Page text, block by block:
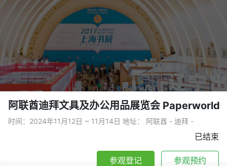
阿联酋迪拜文具及办公用品展览会 Paperworld
时间：2024年11月12日 ~ 11月14日 地址： 阿联酋 - 迪拜 -
已结束
参观登记
参观预约